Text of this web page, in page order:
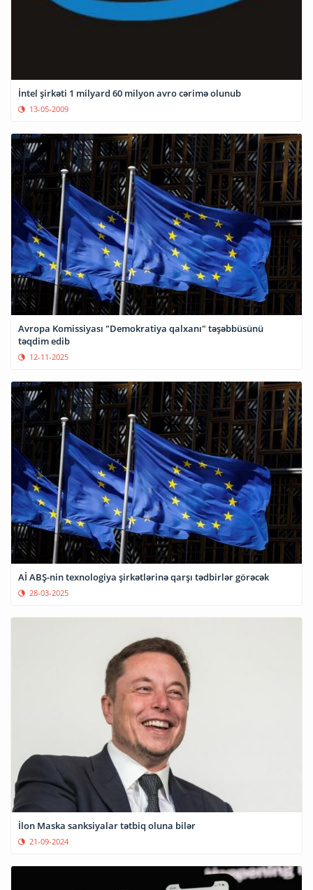
İntel şirkəti 1 milyard 60 milyon avro cərimə olunub
13-05-2009
Avropa Komissiyası "Demokratiya qalxanı" təşəbbüsünü
təqdim edib
12-11-2025
Aİ ABŞ-nin texnologiya şirkətlərinə qarşı tədbirlər görəcək
28-03-2025
İlon Maska sanksiyalar tətbiq oluna bilər
21-09-2024